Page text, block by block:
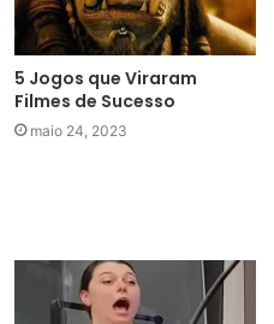
5 Jogos que Viraram
Filmes de Sucesso
maio 24, 2023